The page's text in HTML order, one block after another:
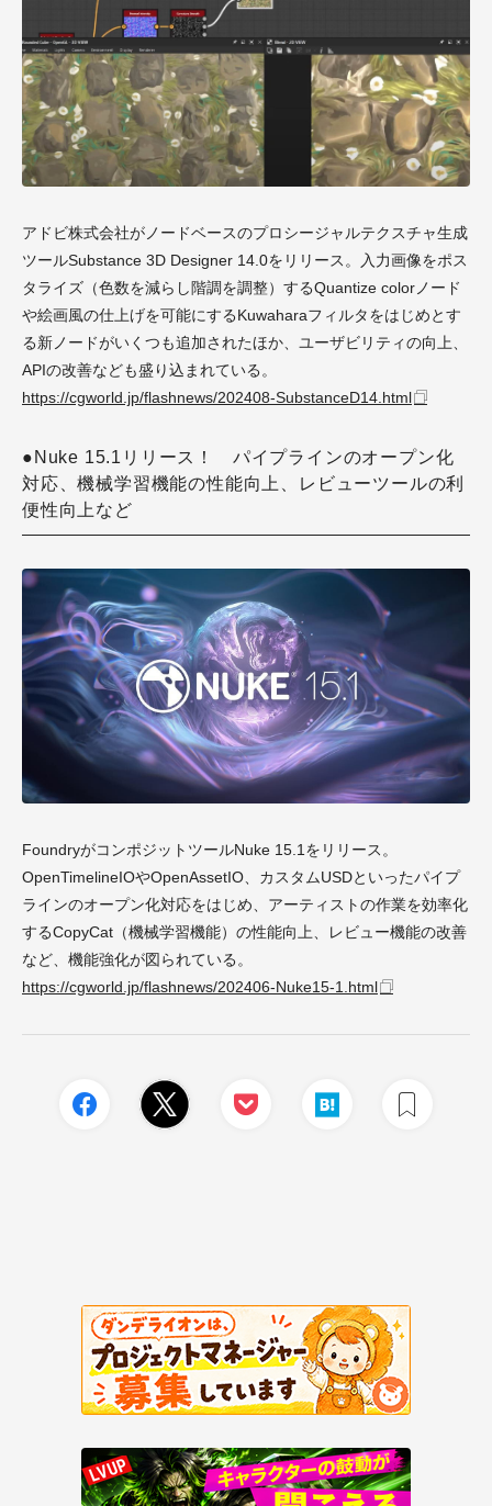
アドビ株式会社がノードベースのプロシージャルテクスチャ生成
ツールSubstance 3D Designer 14.0をリリース。入力画像をポス
タライズ（色数を減らし階調を調整）するQuantize colorノード
や絵画風の仕上げを可能にするKuwaharaフィルタをはじめとす
る新ノードがいくつも追加されたほか、ユーザビリティの向上、
APIの改善なども盛り込まれている。
https://cgworld.jp/flashnews/202408-SubstanceD14.html
●Nuke 15.1リリース！ パイプラインのオープン化
対応、機械学習機能の性能向上、レビューツールの利
便性向上など
FoundryがコンポジットツールNuke 15.1をリリース。
OpenTimelineIOやOpenAssetIO、カスタムUSDといったパイプ
ラインのオープン化対応をはじめ、アーティストの作業を効率化
するCopyCat（機械学習機能）の性能向上、レビュー機能の改善
など、機能強化が図られている。
https://cgworld.jp/flashnews/202406-Nuke15-1.html